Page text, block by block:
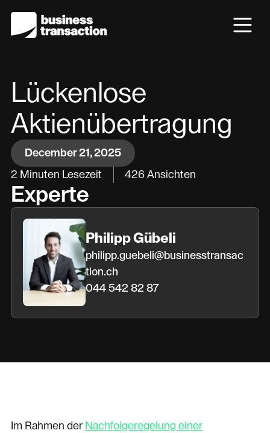
Lückenlose
Aktienübertragung
December 21, 2025
2 Minuten Lesezeit 426 Ansichten
Experte
Philipp Gübeli
philipp.guebeli@businesstransac
tion.ch
044 542 82 87
Im Rahmen der Nachfolgeregelung einer